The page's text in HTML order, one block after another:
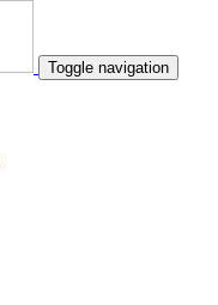
Toggle navigation